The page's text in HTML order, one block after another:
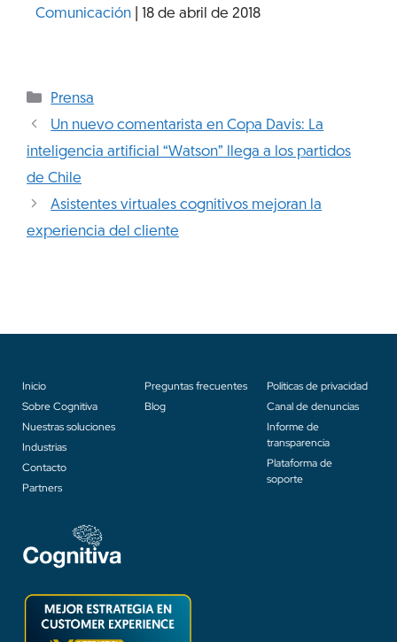
Comunicación | 18 de abril de 2018
Prensa
Un nuevo comentarista en Copa Davis: La
inteligencia artificial “Watson” llega a los partidos
de Chile
Asistentes virtuales cognitivos mejoran la
experiencia del cliente
Inicio
Sobre Cognitiva
Nuestras soluciones
Industrias
Contacto
Partners
Preguntas frecuentes
Blog
Políticas de privacidad
Canal de denuncias
Informe de
transparencia
Plataforma de
soporte